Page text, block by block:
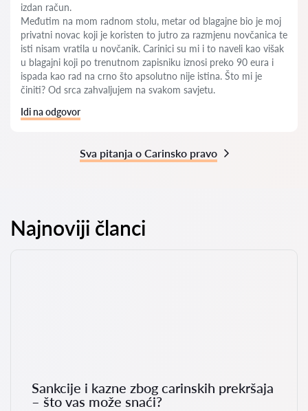
izdan račun.
Međutim na mom radnom stolu, metar od blagajne bio je moj
privatni novac koji je koristen to jutro za razmjenu novčanica te
isti nisam vratila u novčanik. Carinici su mi i to naveli kao višak
u blagajni koji po trenutnom zapisniku iznosi preko 90 eura i
ispada kao rad na crno što apsolutno nije istina. Što mi je
činiti? Od srca zahvaljujem na svakom savjetu.
Idi na odgovor
Sva pitanja o Carinsko pravo
Najnoviji članci
Sankcije i kazne zbog carinskih prekršaja
– što vas može snaći?